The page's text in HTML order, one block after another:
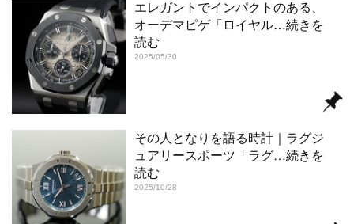
エレガントでインパクトのある、
オーデマピゲ「ロイヤル…続きを
読む
2025/05/30
その人となりを語る時計｜ラグジ
ュアリースポーツ「ラグ…続きを
読む
2025/10/28